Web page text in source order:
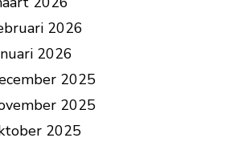
2026
2026
2025
2025
2025